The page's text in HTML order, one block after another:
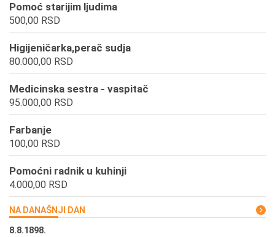
Pomoć starijim ljudima
500,00 RSD
Higijeničarka,perač sudja
80.000,00 RSD
Medicinska sestra - vaspitač
95.000,00 RSD
Farbanje
100,00 RSD
Pomoćni radnik u kuhinji
4.000,00 RSD
NA DANAŠNJI DAN
8.8.1898.